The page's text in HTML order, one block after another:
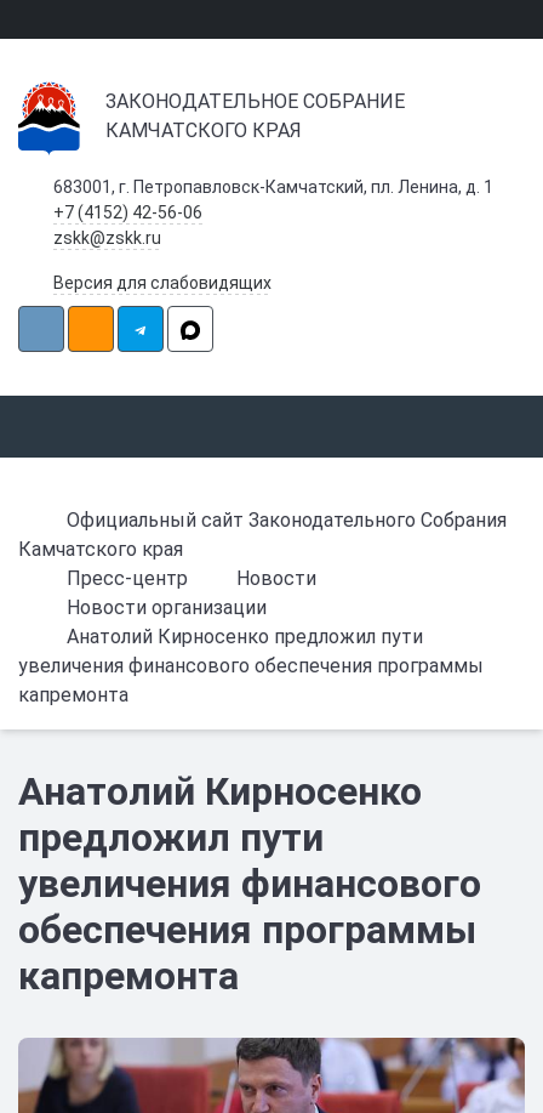
ЗАКОНОДАТЕЛЬНОЕ СОБРАНИЕ
КАМЧАТСКОГО КРАЯ
683001, г. Петропавловск-Камчатский, пл. Ленина, д. 1
+7 (4152) 42-56-06
zskk@zskk.ru
Версия для слабовидящих
Официальный сайт Законодательного Собрания
Камчатского края
Пресс-центр
Новости
Новости организации
Анатолий Кирносенко предложил пути
увеличения финансового обеспечения программы
капремонта
Анатолий Кирносенко
предложил пути
увеличения финансового
обеспечения программы
капремонта